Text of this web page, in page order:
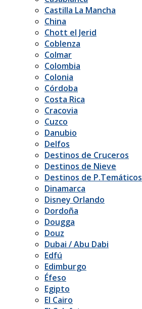
Castilla La Mancha
China
Chott el Jerid
Coblenza
Colmar
Colombia
Colonia
Córdoba
Costa Rica
Cracovia
Cuzco
Danubio
Delfos
Destinos de Cruceros
Destinos de Nieve
Destinos de P.Temáticos
Dinamarca
Disney Orlando
Dordoña
Dougga
Douz
Dubai / Abu Dabi
Edfú
Edimburgo
Éfeso
Egipto
El Cairo